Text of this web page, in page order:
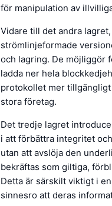
för manipulation av
Vidare till det andra
strömlinjeformade
och lagring. De möjliggör
ladda ner hela
protokollet mer
stora företag.
Det tredje lagret
i att förbättra integritet
utan att avslöja den
bekräftas som giltiga,
Detta är särskilt viktigt i
sinnesro att deras